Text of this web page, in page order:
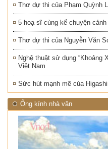
Thơ dự thi của Phạm Quỳnh
5 hoạ sĩ cùng kể chuyện cảnh
Thơ dự thi của Nguyễn Văn
Nghệ thuật sử dụng “Khoảng
Việt Nam
Sức hút mạnh mẽ của
Ống kính nhà văn